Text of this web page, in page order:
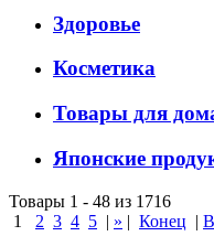
Здоровье
Косметика
Товары для
Японские
Товары 1 - 48 из 1716
1
2 3 4 5 | » | Конец |